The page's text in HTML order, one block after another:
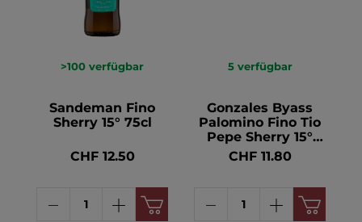
>100 verfügbar
Sandeman Fino
Sherry 15° 75cl
CHF 12.50
5 verfügbar
Gonzales Byass
Palomino Fino Tio
Pepe Sherry 15°
37.5cl
CHF 11.80